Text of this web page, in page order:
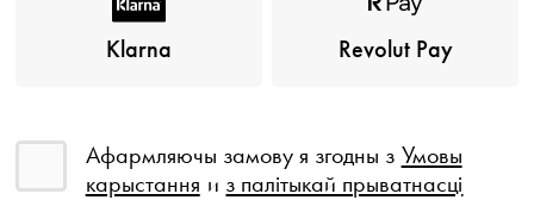
Klarna Revolut Pay
Афармляючы замову я згодны з Умовы
карыстання и з палітыкай прыватнасці